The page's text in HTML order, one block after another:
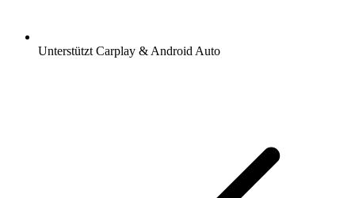
Unterstützt Carplay & Android Auto